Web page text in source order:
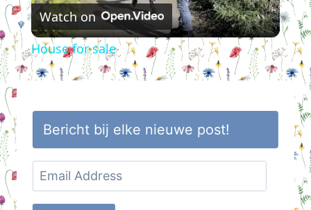
Video
Watch on
House for sale
Bericht bij elke nieuwe post!
Email
Address